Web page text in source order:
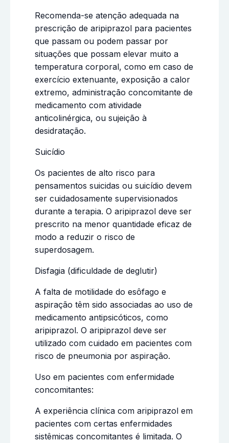
Recomenda-se atenção adequada na
prescrição de aripiprazol para pacientes
que passam ou podem passar por
situações que possam elevar muito a
temperatura corporal, como em caso de
exercício extenuante, exposição a calor
extremo, administração concomitante de
medicamento com atividade
anticolinérgica, ou sujeição à
desidratação.
Suicídio
Os pacientes de alto risco para
pensamentos suicidas ou suicídio devem
ser cuidadosamente supervisionados
durante a terapia. O aripiprazol deve ser
prescrito na menor quantidade eficaz de
modo a reduzir o risco de
superdosagem.
Disfagia (dificuldade de deglutir)
A falta de motilidade do esôfago e
aspiração têm sido associadas ao uso de
medicamento antipsicóticos, como
aripiprazol. O aripiprazol deve ser
utilizado com cuidado em pacientes com
risco de pneumonia por aspiração.
Uso em pacientes com enfermidade
concomitantes:
A experiência clínica com aripiprazol em
pacientes com certas enfermidades
sistêmicas concomitantes é limitada. O